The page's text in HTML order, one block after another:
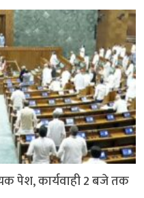
पेश, कार्यवाही 2 बजे तक